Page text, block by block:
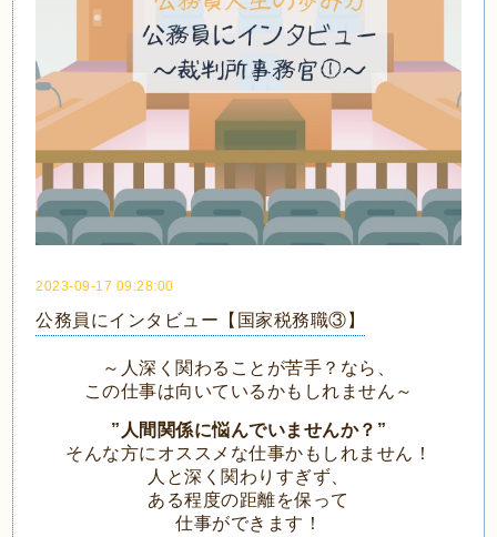
2023-09-17 09:28:00
公務員にインタビュー【国家税務職③】
～人深く関わることが苦手？ なら、
この仕事は向いているかもしれません～
”人間関係に悩んでいませんか？”
そんな方にオススメな仕事かもしれません！
人と深く関わりすぎず、
ある程度の距離を保って
仕事ができます！